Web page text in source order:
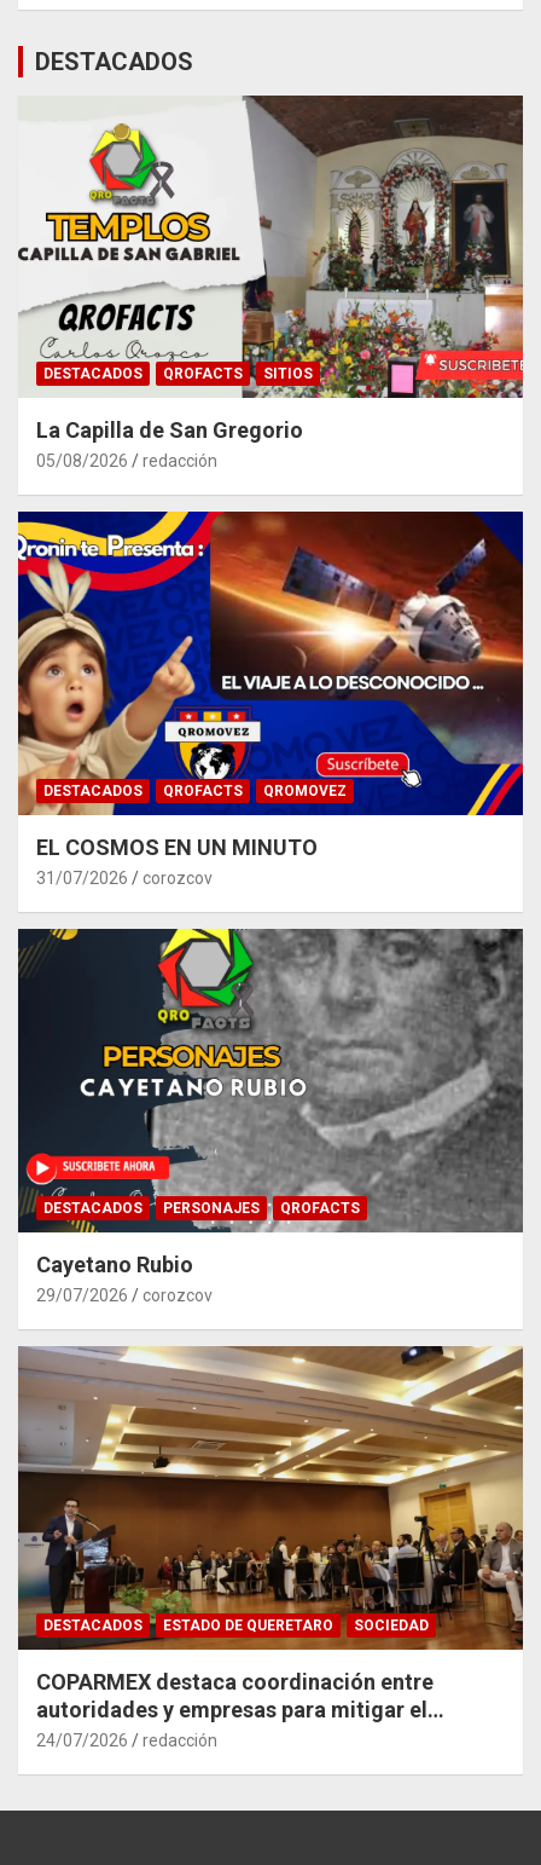
DESTACADOS
DESTACADOS QROFACTS SITIOS
La Capilla de San Gregorio
05/08/2026 redacción
DESTACADOS QROFACTS QROMOVEZ
EL COSMOS EN UN MINUTO
31/07/2026 corozcov
DESTACADOS PERSONAJES QROFACTS
Cayetano Rubio
29/07/2026 corozcov
DESTACADOS ESTADO DE QUERETARO SOCIEDAD
COPARMEX destaca coordinación entre
autoridades y empresas para mitigar el
impacto del Tren México–Querétaro
24/07/2026 redacción